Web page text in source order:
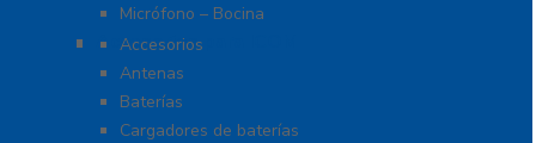
Micrófono – Bocina
Accesorios para ICOM
Accesorios
Antenas
Baterías
Cargadores de baterías